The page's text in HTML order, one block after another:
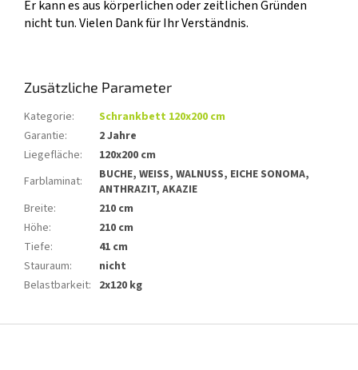
Er kann es aus körperlichen oder zeitlichen Gründen
nicht tun. Vielen Dank für Ihr Verständnis.
Zusätzliche Parameter
Kategorie:
Schrankbett 120x200 cm
Garantie:
2 Jahre
Liegefläche:
120x200 cm
Farblaminat:
BUCHE, WEISS, WALNUSS, EICHE SONOMA,
ANTHRAZIT, AKAZIE
Breite:
210 cm
Höhe:
210 cm
Tiefe:
41 cm
Stauraum:
nicht
Belastbarkeit: 2x120 kg